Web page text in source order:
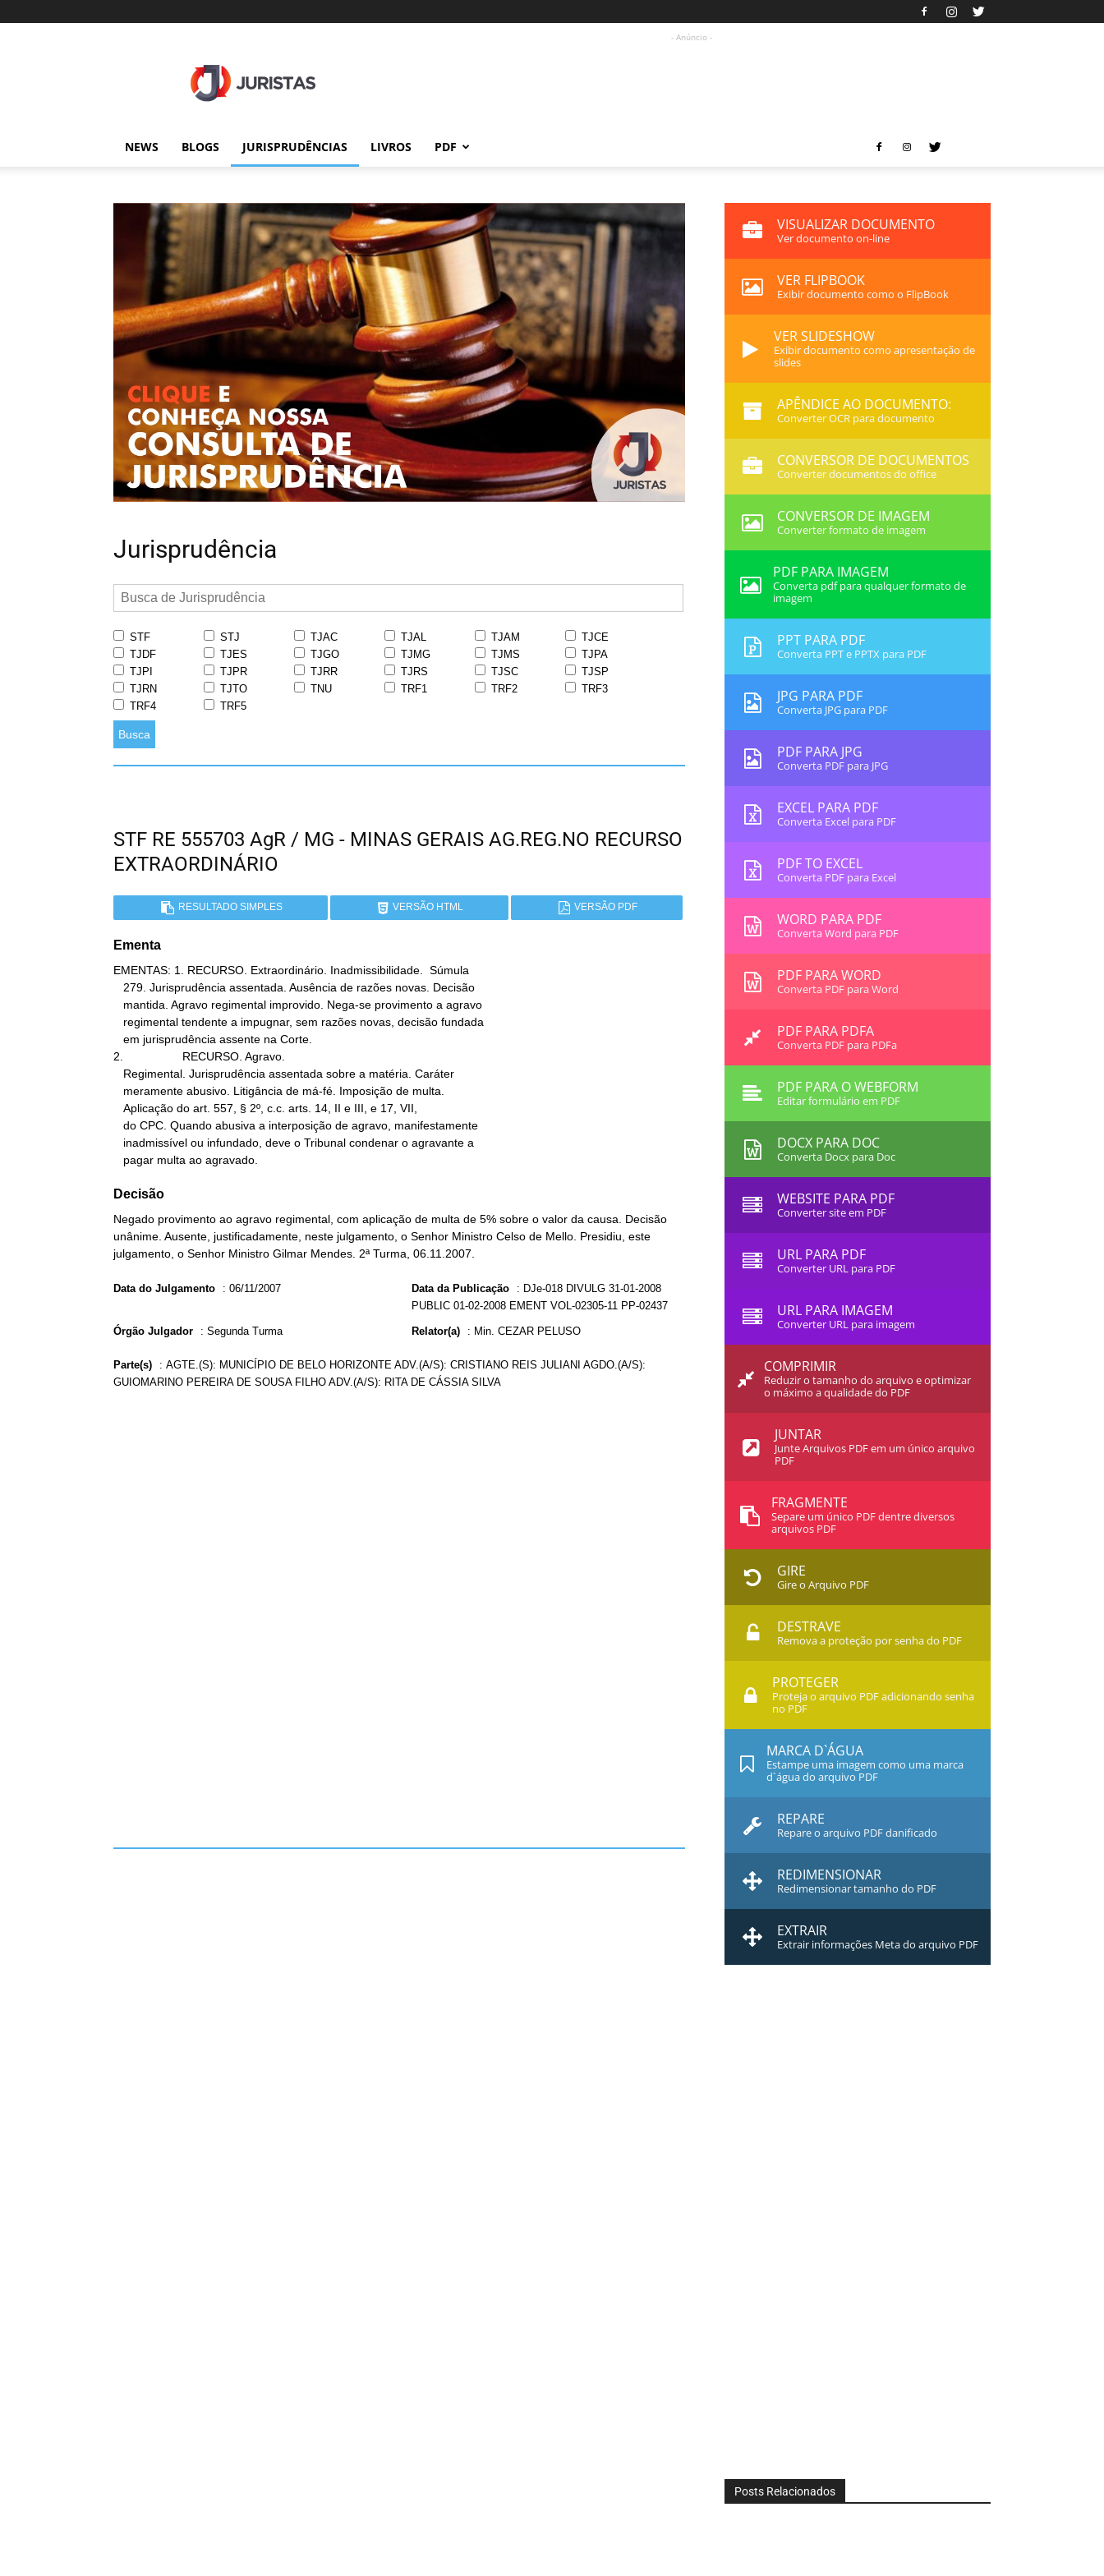
- Anúncio -
NEWS BLOGS JURISPRUDÊNCIAS LIVROS PDF
Jurisprudência
STF STJ TJAC TJAL TJAM
TJCE
TJDF
TJES TJGO TJMG TJMS
TJPA
TJPI
TJPR TJRR TJRS TJSC
TJSP
TJRN
TJTO TNU TRF1 TRF2
TRF3
TRF4
TRF5
Busca
STF RE 555703 AgR / MG - MINAS GERAIS AG.REG.NO RECURSO
EXTRAORDINÁRIO
RESULTADO SIMPLES VERSÃO HTML VERSÃO PDF
Ementa
EMENTAS: 1. RECURSO. Extraordinário. Inadmissibilidade.  Súmula
2.                  RECURSO. Agravo.
   pagar multa ao agravado.
Decisão
Negado provimento ao agravo regimental, com aplicação de multa de 5% sobre o valor da causa. Decisão
unânime. Ausente, justificadamente, neste julgamento, o Senhor Ministro Celso de Mello. Presidiu, este
julgamento, o Senhor Ministro Gilmar Mendes. 2ª Turma, 06.11.2007.
Data do Julgamento : 06/11/2007 Data da Publicação : DJe-018 DIVULG 31-01-2008
PUBLIC 01-02-2008 EMENT VOL-02305-11 PP-02437
Órgão Julgador : Segunda Turma Relator(a) : Min. CEZAR PELUSO
Parte(s) : AGTE.(S): MUNICÍPIO DE BELO HORIZONTE ADV.(A/S): CRISTIANO REIS JULIANI AGDO.(A/S):
GUIOMARINO PEREIRA DE SOUSA FILHO ADV.(A/S): RITA DE CÁSSIA SILVA
VISUALIZAR DOCUMENTO
Ver documento on-line
VER FLIPBOOK
Exibir documento como o FlipBook
VER SLIDESHOW
Exibir documento como apresentação de
slides
APÊNDICE AO DOCUMENTO:
Converter OCR para documento
CONVERSOR DE DOCUMENTOS
Converter documentos do office
CONVERSOR DE IMAGEM
Converter formato de imagem
PDF PARA IMAGEM
Converta pdf para qualquer formato de
imagem
PPT PARA PDF
Converta PPT e PPTX para PDF
JPG PARA PDF
Converta JPG para PDF
PDF PARA JPG
Converta PDF para JPG
EXCEL PARA PDF
Converta Excel para PDF
PDF TO EXCEL
Converta PDF para Excel
WORD PARA PDF
Converta Word para PDF
PDF PARA WORD
Converta PDF para Word
PDF PARA PDFA
Converta PDF para PDFa
PDF PARA O WEBFORM
Editar formulário em PDF
DOCX PARA DOC
Converta Docx para Doc
WEBSITE PARA PDF
Converter site em PDF
URL PARA PDF
Converter URL para PDF
URL PARA IMAGEM
Converter URL para imagem
COMPRIMIR
Reduzir o tamanho do arquivo e optimizar
o máximo a qualidade do PDF
JUNTAR
Junte Arquivos PDF em um único arquivo
PDF
FRAGMENTE
Separe um único PDF dentre diversos
arquivos PDF
GIRE
Gire o Arquivo PDF
DESTRAVE
Remova a proteção por senha do PDF
PROTEGER
Proteja o arquivo PDF adicionando senha
no PDF
MARCA D`ÁGUA
Estampe uma imagem como uma marca
d`água do arquivo PDF
REPARE
Repare o arquivo PDF danificado
REDIMENSIONAR
Redimensionar tamanho do PDF
EXTRAIR
Extrair informações Meta do arquivo PDF
Posts Relacionados